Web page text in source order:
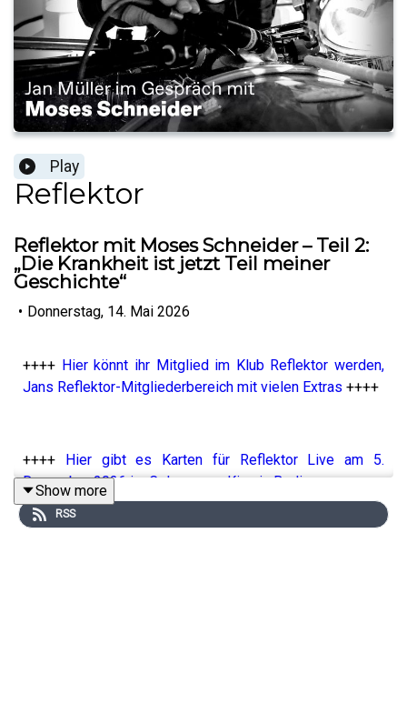
Play
Reflektor
Reflektor mit Moses Schneider – Teil 2:
„Die Krankheit ist jetzt Teil meiner
Geschichte“
• Donnerstag, 14. Mai 2026
++++ Hier könnt ihr Mitglied im Klub Reflektor werden,
Jans Reflektor-Mitgliederbereich mit vielen Extras ++++
++++ Hier gibt es Karten für Reflektor Live am 5.
Dezember 2026 im Colosseum-Kino in Berlin++++
Show more
RSS